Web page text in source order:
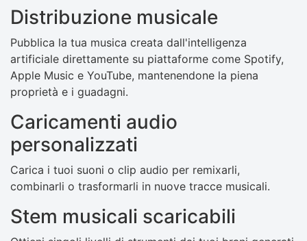
Distribuzione musicale
Pubblica la tua musica creata dall'intelligenza
artificiale direttamente su piattaforme come Spotify,
Apple Music e YouTube, mantenendone la piena
proprietà e i guadagni.
Caricamenti audio
personalizzati
Carica i tuoi suoni o clip audio per remixarli,
combinarli o trasformarli in nuove tracce musicali.
Stem musicali scaricabili